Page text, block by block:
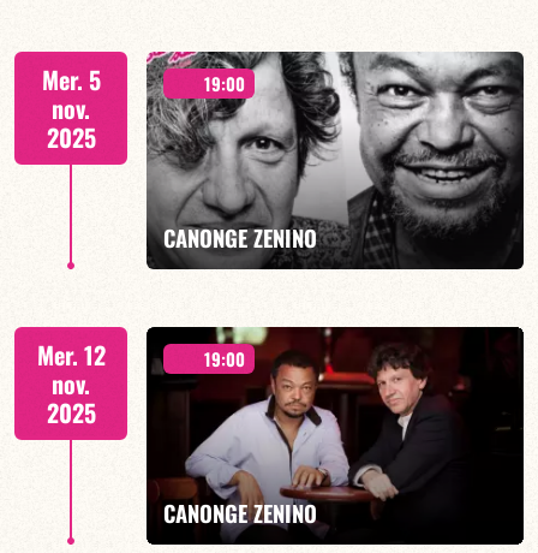
FESTIVAL JAZZ SUR SEINE 2025 - Duo Jazz - 19h00
EN SAVOIR PLUS
Mer. 5
nov.
2025
19:00
CANONGE ZENINO
concert à 19h00
EN SAVOIR PLUS
Mer. 12
nov.
2025
19:00
CANONGE ZENINO